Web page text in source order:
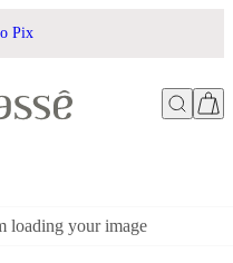
Pix
loading your image